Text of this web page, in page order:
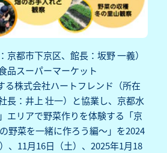
京都市下京区、館長：坂野 一義）
品スーパーマーケット
る株式会社ハートフレンド（所在
長：井上 壮一）と協業し、京都水
エリアで野菜作りを体験する「京
野菜を一緒に作ろう編～」を2024
、11月16日（土）、2025年1月18